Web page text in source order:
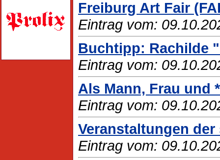
Freiburg Art Fair
Eintrag vom:
Buchtipp: Rachilde
Eintrag vom:
Als Mann, Frau und
Eintrag vom:
Veranstaltungen
Eintrag vom: